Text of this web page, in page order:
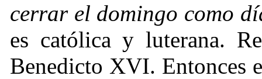
cerrar el domingo como
es católica y luterana.
Benedicto XVI. Entonces